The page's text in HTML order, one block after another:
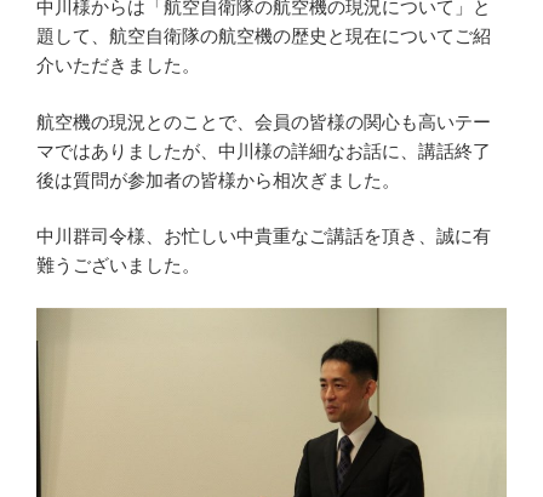
中川様からは「航空自衛隊の航空機の現況について」と
題して、航空自衛隊の航空機の歴史と現在についてご紹
介いただきました。
航空機の現況とのことで、会員の皆様の関心も高いテー
マではありましたが、中川様の詳細なお話に、講話終了
後は質問が参加者の皆様から相次ぎました。
中川群司令様、お忙しい中貴重なご講話を頂き、誠に有
難うございました。